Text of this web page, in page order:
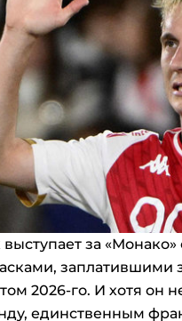
за «Монако»
заплатившими
2026-го. И хотя он
единственным